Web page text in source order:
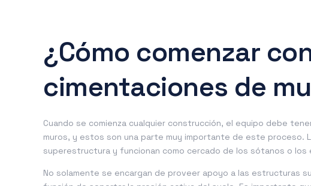
¿Cómo comenzar
cimentaciones de
Cuando se comienza cualquier construcción, el equipo debe
muros, y estos son una parte muy importante de este proceso.
superestructura y funcionan como cercado de los sótanos o los
No solamente se encargan de proveer apoyo a las estructuras